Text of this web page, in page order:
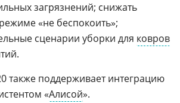
загрязнений; снижать
«не беспокоить»;
сценарии уборки для ковров
также поддерживает интеграцию
«Алисой».